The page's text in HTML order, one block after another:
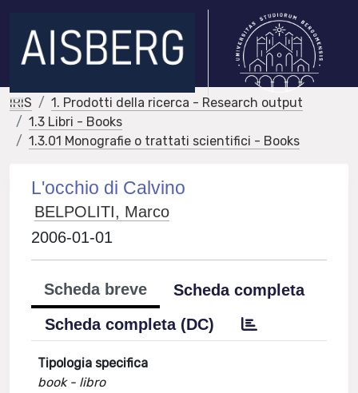
IRIS
1. Prodotti della ricerca - Research output
1.3 Libri - Books
1.3.01 Monografie o trattati scientifici - Books
L'occhio di Calvino
BELPOLITI, Marco
2006-01-01
Scheda breve
Scheda completa
Scheda completa (DC)
Tipologia specifica
book - libro